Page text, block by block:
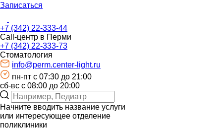
Записаться
+7 (342) 22-333-44
Call-центр в Перми
+7 (342) 22-333-73
Стоматология
info@perm.center-light.ru
пн-пт c 07:30 до 21:00
сб-вс с 08:00 до 20:00
Начните вводить название услуги
или интересующее отделение
поликлиники